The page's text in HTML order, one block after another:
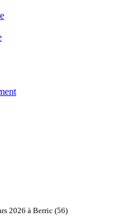
2026 à Berric (56)